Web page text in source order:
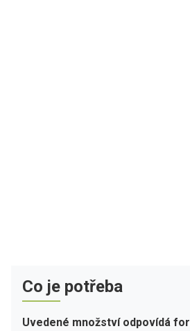
Co je potřeba
Uvedené množství odpovídá